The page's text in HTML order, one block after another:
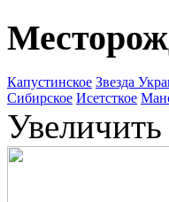
Капустинское Звезда
Сибирское Исетсткое
Увеличить